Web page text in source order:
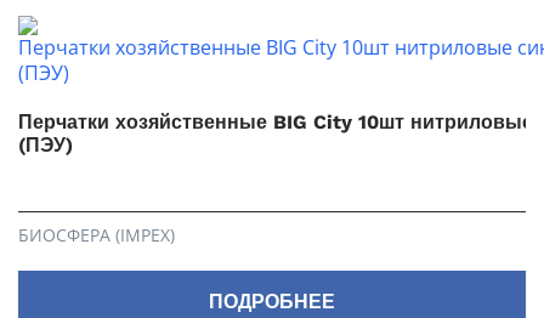
Перчатки хозяйственные BIG City 10шт нитриловые
(ПЭУ)
БИОСФЕРА (IMPEX)
ПОДРОБНЕЕ